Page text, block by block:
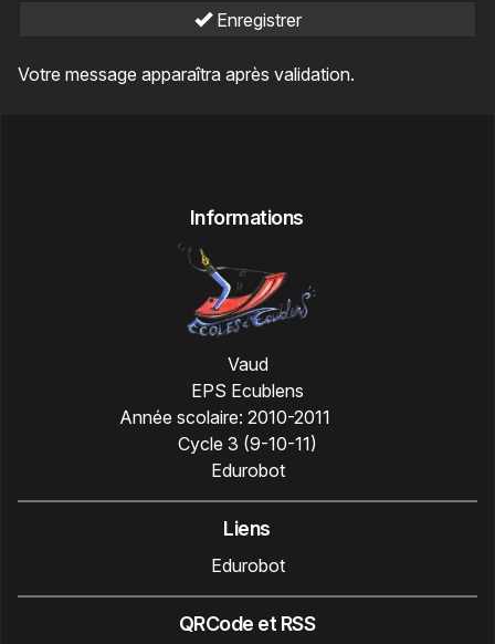
Enregistrer
Votre message apparaîtra après validation.
Informations
Vaud
EPS Ecublens
Année scolaire: 2010-2011
Cycle 3 (9-10-11)
Edurobot
Liens
Edurobot
QRCode et RSS